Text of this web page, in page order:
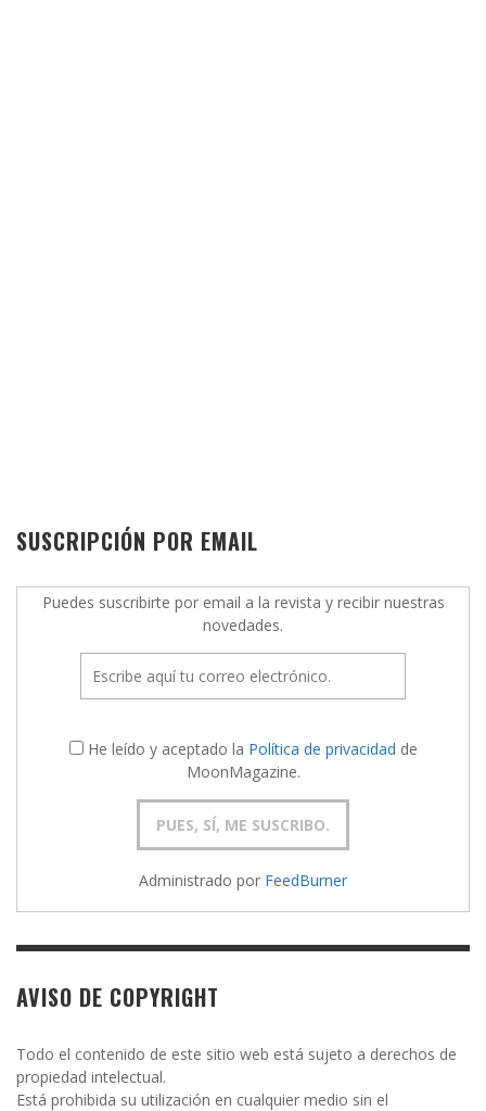
SUSCRIPCIÓN POR EMAIL
Puedes suscribirte por email a la revista y recibir nuestras
novedades.
He leído y aceptado la Política de privacidad de
MoonMagazine.
Administrado por FeedBurner
AVISO DE COPYRIGHT
Todo el contenido de este sitio web está sujeto a derechos de
propiedad intelectual.
Está prohibida su utilización en cualquier medio sin el